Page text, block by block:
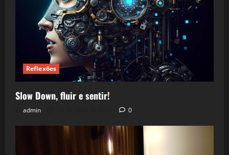
Reflexões
Slow Down, fluir e sentir!
admin 0